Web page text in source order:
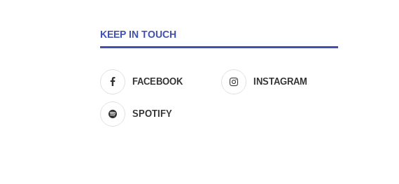
KEEP IN TOUCH
FACEBOOK INSTAGRAM
SPOTIFY